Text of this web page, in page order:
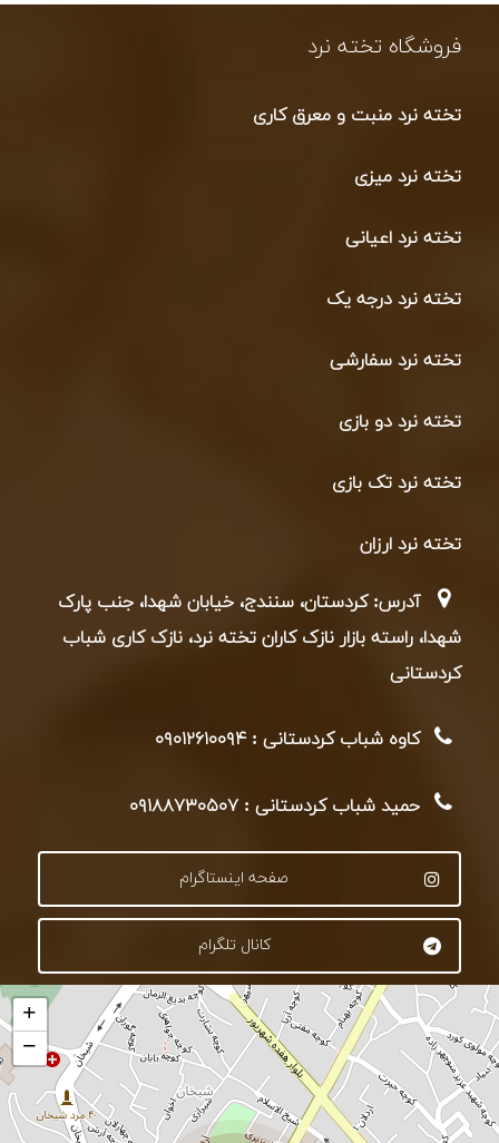
فروشگاه تخته نرد
تخته نرد منبت و معرق کاری
تخته نرد میزی
تخته نرد اعیانی
تخته نرد درجه یک
تخته نرد سفارشی
تخته نرد دو بازی
تخته نرد تک بازی
تخته نرد ارزان
آدرس: کردستان، سنندج، خیابان شهدا، جنب پارک
شهدا، راسته بازار نازک کاران تخته نرد، نازک کاری شباب
کردستانی
کاوه شباب کردستانی : ۰۹۰۱۲۶۱۰۰۹۴
حمید شباب کردستانی : ۰۹۱۸۸۷۳۰۵۰۷
صفحه اینستاگرام
کانال تلگرام
+
−